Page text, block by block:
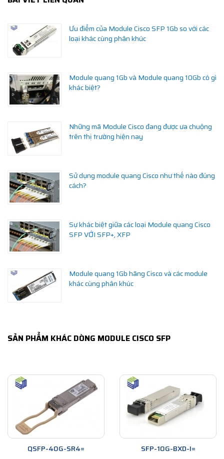
Ưu điểm của Module Cisco SFP 1Gb so với các
loại khác cùng phân khúc
Module quang 1Gb và Module quang 10Gb có gì
khác biệt?
Những mã Module Cisco đang được ưa chuộng
trên thị trường hiện nay
Sử dụng module quang Cisco như thế nào đúng
cách?
Sự khác biệt giữa các loại Module quang Cisco
SFP VỚI SFP+, XFP
Module quang 1Gb hãng Cisco và các module
khác cùng phân khúc
SẢN PHẨM KHÁC DÒNG MODULE CISCO SFP
QSFP-40G-SR4= SFP-10G-BXD-I=